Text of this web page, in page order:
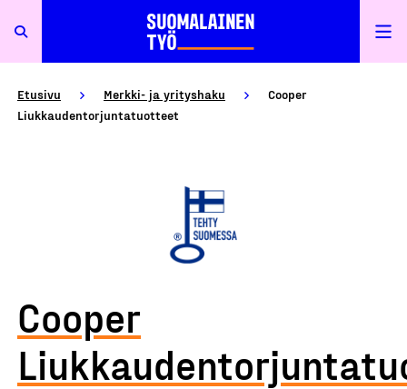
Etusivu Merkki- ja yrityshaku
Cooper
Liukkaudentorjuntatuotteet
Cooper